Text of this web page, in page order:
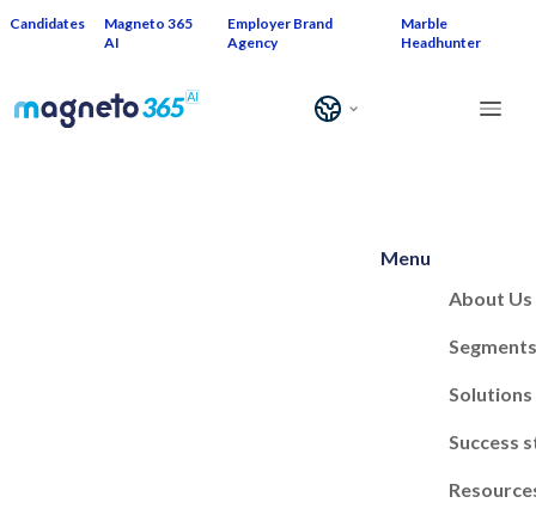
Candidates
Magneto 365
AI
Employer Brand
Agency
Marble
Headhunter
Menu
About Us
Segments
Solutions
Success